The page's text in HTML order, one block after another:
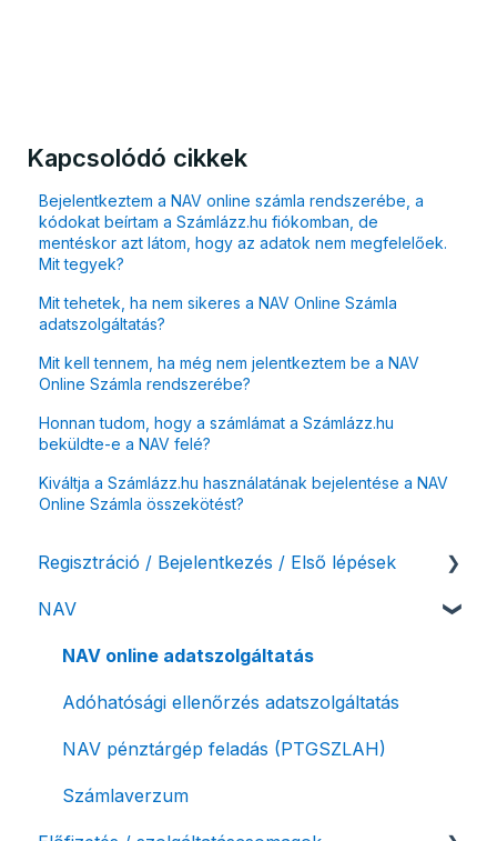
Kapcsolódó cikkek
Bejelentkeztem a NAV online számla rendszerébe, a
kódokat beírtam a Számlázz.hu fiókomban, de
mentéskor azt látom, hogy az adatok nem megfelelőek.
Mit tegyek?
Mit tehetek, ha nem sikeres a NAV Online Számla
adatszolgáltatás?
Mit kell tennem, ha még nem jelentkeztem be a NAV
Online Számla rendszerébe?
Honnan tudom, hogy a számlámat a Számlázz.hu
beküldte-e a NAV felé?
Kiváltja a Számlázz.hu használatának bejelentése a NAV
Online Számla összekötést?
Regisztráció / Bejelentkezés / Első lépések
Felhasználó beállításai
Számlázási fiók kezdő beállításai, első lépések
NAV
NAV online adatszolgáltatás
Adóhatósági ellenőrzés adatszolgáltatás
NAV pénztárgép feladás (PTGSZLAH)
Számlaverzum